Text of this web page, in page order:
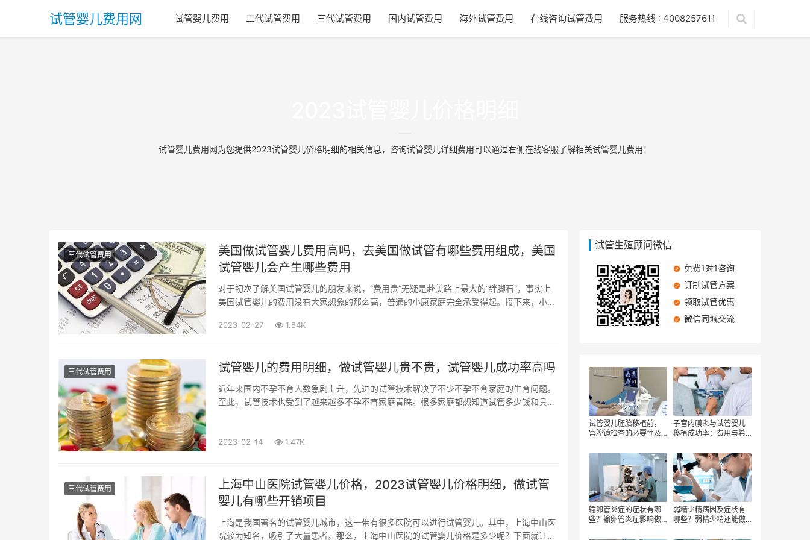
试管婴儿费用网 试管婴儿费用 二代试管费用 三代试管费用 国内试管费用 海外试管费用 在线咨询试管费用 服务热线 : 4008257611
试管婴儿费用网为您提供2023试管婴儿价格明细的相关信息，咨询试管婴儿详细费用可以通过右侧在线客服了解相关试管婴儿费用！
三代试管费用
美国做试管婴儿费用高吗，去美国做试管有哪些费用组成，美国
试管婴儿会产生哪些费用
对于初次了解美国试管婴儿的朋友来说，“费用贵”无疑是赴美路上最大的“绊脚石”，事实上
美国试管婴儿的费用没有大家想象的那么高，普通的小康家庭完全承受得起。接下来，小编
2023-02-27 1.84K
三代试管费用 试管婴儿的费用明细，做试管婴儿贵不贵，试管婴儿成功率高吗
近年来国内不孕不育人数急剧上升，先进的试管技术解决了不少不孕不育家庭的生育问题。
至此，试管技术也受到了越来越多不孕不育家庭青睐。很多家庭都想知道试管多少钱和具体
2023-02-14 1.47K
三代试管费用
上海中山医院试管婴儿价格，2023试管婴儿价格明细，做试管
婴儿有哪些开销项目
上海是我国著名的试管婴儿城市，这一带有很多医院可以进行试管婴儿。其中，上海中山医
院较为知名，吸引了大量患者。那么，上海中山医院的试管婴儿价格是多少呢？下面就让试
试管生殖顾问微信
免费1对1咨询
订制试管方案
领取试管优惠
微信同城交流
试管婴儿胚胎移植前，
宫腔镜检查的必要性及
子宫内膜炎与试管婴儿
移植成功率：费用与希
输卵管炎症的症状有哪
些？输卵管炎症影响做
弱精少精病因及症状有
哪些？弱精少精还能做